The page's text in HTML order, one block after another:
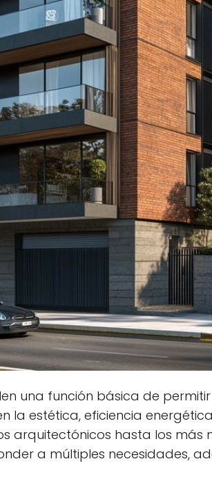
una función básica de
la estética, eficiencia
arquitectónicos hasta los más
a múltiples necesidades,